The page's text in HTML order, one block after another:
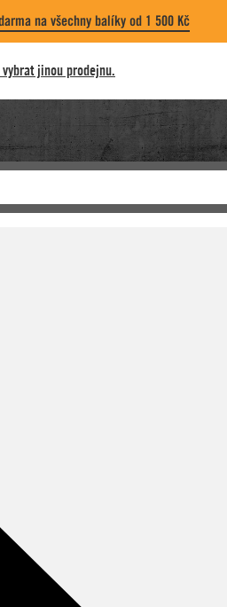
na všechny balíky od 1 500 Kč
vybrat jinou prodejnu.